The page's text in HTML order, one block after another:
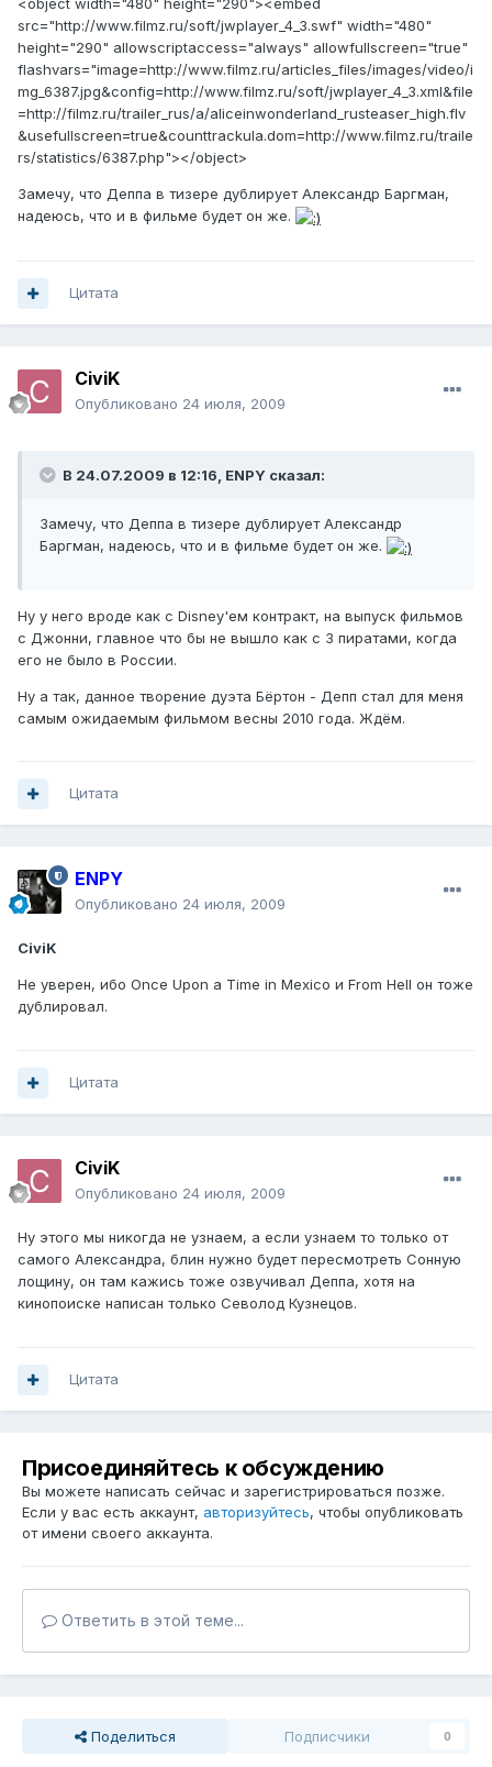
<object width="480" height="290"><embed
src="http://www.filmz.ru/soft/jwplayer_4_3.swf" width="480"
height="290" allowscriptaccess="always" allowfullscreen="true"
flashvars="image=http://www.filmz.ru/articles_files/images/video/i
mg_6387.jpg&config=http://www.filmz.ru/soft/jwplayer_4_3.xml&file
=http://filmz.ru/trailer_rus/a/aliceinwonderland_rusteaser_high.flv
&usefullscreen=true&counttrackula.dom=http://www.filmz.ru/traile
rs/statistics/6387.php"></object>
Замечу, что Деппа в тизере дублирует Александр Баргман,
надеюсь, что и в фильме будет он же.
Цитата
CiviK
Опубликовано 24 июля, 2009
В 24.07.2009 в 12:16, ENPY сказал:
Замечу, что Деппа в тизере дублирует Александр
Баргман, надеюсь, что и в фильме будет он же.
Ну у него вроде как с Disney'ем контракт, на выпуск фильмов
с Джонни, главное что бы не вышло как с 3 пиратами, когда
его не было в России.
Ну а так, данное творение дуэта Бёртон - Депп стал для меня
самым ожидаемым фильмом весны 2010 года. Ждём.
Цитата
ENPY
Опубликовано 24 июля, 2009
CiviK
Не уверен, ибо Once Upon a Time in Mexico и From Hell он тоже
дублировал.
Цитата
CiviK
Опубликовано 24 июля, 2009
Ну этого мы никогда не узнаем, а если узнаем то только от
самого Александра, блин нужно будет пересмотреть Сонную
лощину, он там кажись тоже озвучивал Деппа, хотя на
кинопоиске написан только Севолод Кузнецов.
Цитата
Присоединяйтесь к обсуждению
Вы можете написать сейчас и зарегистрироваться позже.
Если у вас есть аккаунт, авторизуйтесь, чтобы опубликовать
от имени своего аккаунта.
Ответить в этой теме...
Поделиться Подписчики 0